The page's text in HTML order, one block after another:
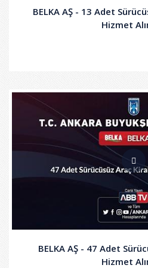
BELKA AŞ - 13 Adet
Hizmet
BELKA AŞ - 47 Adet
Hizmet